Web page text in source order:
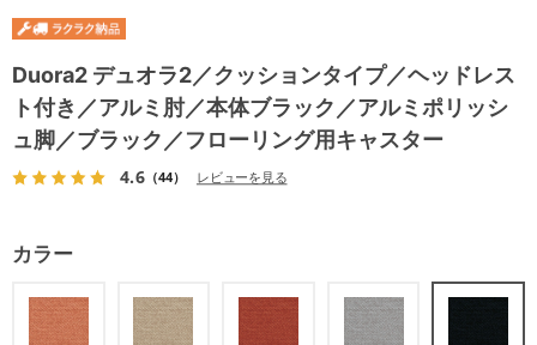
Duora2 デュオラ2／クッションタイプ／ヘッドレス
ト付き／アルミ肘／本体ブラック／アルミポリッシ
ュ脚／ブラック／フローリング用キャスター
4.6（44） レビューを見る
カラー